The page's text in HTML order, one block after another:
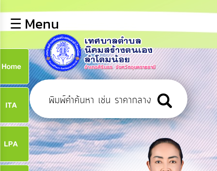
หลัก
ข้อมูล
พื้น
ฐาน
บุคลากร
ข่าว
ประชาสัมพันธ์
การ
☰ Menu